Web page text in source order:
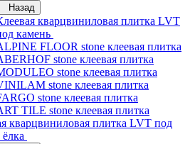
Назад
кварцвиниловая плитка LVT
камень
FLOOR stone клеевая плитка
stone клеевая плитка
stone клеевая плитка
stone клеевая плитка
stone клеевая плитка
TILE stone клеевая плитка
кварцвиниловая плитка LVT под